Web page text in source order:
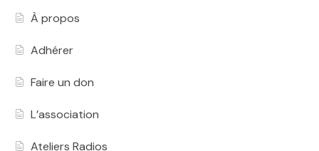
À propos
Adhérer
Faire un don
L’association
Ateliers Radios